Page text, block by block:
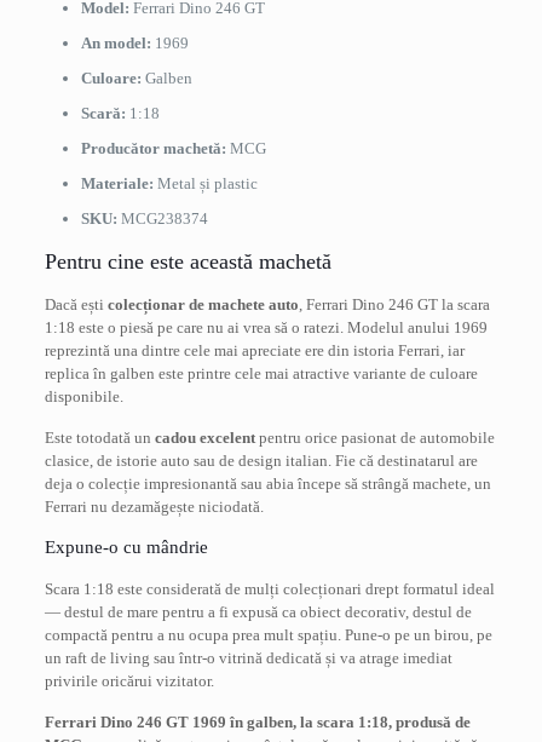
Model: Ferrari Dino 246 GT
An model: 1969
Culoare: Galben
Scară: 1:18
Producător machetă: MCG
Materiale: Metal și plastic
SKU: MCG238374
Pentru cine este această machetă
Dacă ești colecționar de machete auto , Ferrari Dino 246 GT la scara
1:18 este o piesă pe care nu ai vrea să o ratezi. Modelul anului 1969
reprezintă una dintre cele mai apreciate ere din istoria Ferrari, iar
replica în galben este printre cele mai atractive variante de culoare
disponibile.
Este totodată un cadou excelentpentru orice pasionat de automobile
clasice, de istorie auto sau de design italian. Fie că destinatarul are
deja o colecție impresionantă sau abia începe să strângă machete, un
Ferrari nu dezamăgește niciodată.
Expune-o cu mândrie
Scara 1:18 este considerată de mulți colecționari drept formatul ideal
— destul de mare pentru a fi expusă ca obiect decorativ, destul de
compactă pentru a nu ocupa prea mult spațiu. Pune-o pe un birou, pe
un raft de living sau într-o vitrină dedicată și va atrage imediat
privirile oricărui vizitator.
Ferrari Dino 246 GT 1969 în galben, la scara 1:18, produsă de